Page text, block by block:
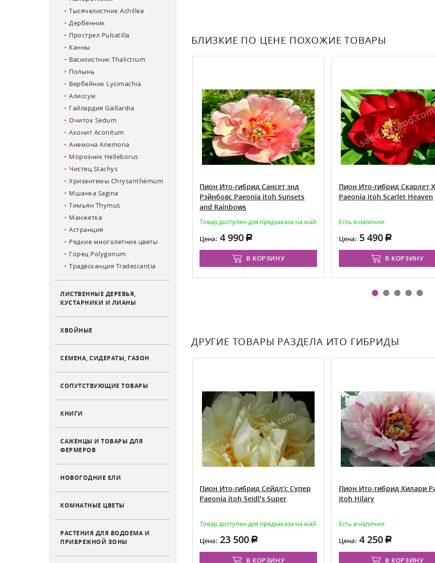
Тысячелистник Achillea
Дербенник
Прострел Pulsatilla
Канны
Василистник Thalictrum
Полынь
Вербейник Lysimachia
Алиссум
Гайлардия Gaillardia
Очиток Sedum
Аконит Aconitum
Анемона Anemona
Морозник Helleborus
Чистец Stachys
Хризантемы Chrysanthémum
Мшанка Sagina
Тимьян Thymus
Манжетка
Астранция
Редкие многолетние цветы
Горец Polygonum
Традесканция Tradescantia
ЛИСТВЕННЫЕ ДЕРЕВЬЯ,
КУСТАРНИКИ И ЛИАНЫ
ХВОЙНЫЕ
СЕМЕНА, СИДЕРАТЫ, ГАЗОН
СОПУТСТВУЮЩИЕ ТОВАРЫ
КНИГИ
САЖЕНЦЫ И ТОВАРЫ ДЛЯ
ФЕРМЕРОВ
НОВОГОДНИЕ ЕЛИ
КОМНАТНЫЕ ЦВЕТЫ
РАСТЕНИЯ ДЛЯ ВОДОЕМА И
ПРИБРЕЖНОЙ ЗОНЫ
БЛИЗКИЕ ПО ЦЕНЕ ПОХОЖИЕ ТОВАРЫ
Пион Ито-гибрид
Скрумдидлеумшес Paeonia itoh
Scrumdidleumptious
Товар доступен для предзаказа на май
Цена: 5 900
В КОРЗИНУ
Пион Ито-гибрид Сансет энд
Рэйнбовс Paeonia itoh Sunsets
and Rainbows
Товар доступен для предзаказа на май
Цена: 4 990
В КОРЗИНУ
Пион Ито-гибрид Скарлет
Paeonia itoh Scarlet Heaven
Есть в наличии
Цена: 5 490
В КОРЗИНУ
ДРУГИЕ ТОВАРЫ РАЗДЕЛА ИТО ГИБРИДЫ
ХИТ ПРОДАЖ
Цена от: 3 625
Пион Ито-гибрид Сейдл'с Супер
Paeonia itoh Seidl’s Super
Товар доступен для предзаказа на май
Цена: 23 500
В КОРЗИНУ
Пион Ито-гибрид Хилари
itoh Hilary
Есть в наличии
Цена: 4 250
В КОРЗИНУ